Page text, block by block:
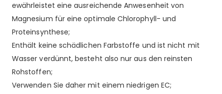
ewährleistet eine ausreichende Anwesenheit von
Magnesium für eine optimale Chlorophyll- und
Proteinsynthese;
Enthält keine schädlichen Farbstoffe und ist nicht mit
Wasser verdünnt, besteht also nur aus den reinsten
Rohstoffen;
Verwenden Sie daher mit einem niedrigen EC;